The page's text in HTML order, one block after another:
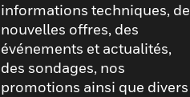
informations techniques, de
nouvelles offres, des
événements et actualités,
des sondages, nos
promotions ainsi que divers